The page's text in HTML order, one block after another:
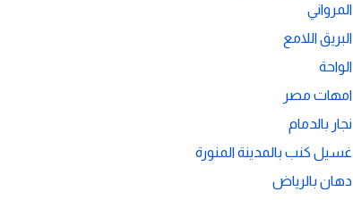
المرواني
البريق اللامع
الواحة
امهات مصر
نجار بالدمام
غسيل كنب بالمدينة المنورة
دهان بالرياض